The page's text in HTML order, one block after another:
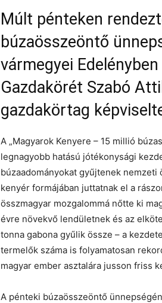
Múlt pénteken
búzaösszeöntő
vármegyei
Gazdakörét Szabó
gazdakörtag
A „Magyarok Kenyere – 15 millió
legnagyobb hatású jótékonysági
búzaadományokat gyűjtenek
kenyér formájában juttatnak el a
összmagyar mozgalommá nőtte ki
évre növekvő lendületnek és az
tonna gabona gyűlik össze – a
termelők száma is folyamatosan
magyar ember asztalára jusson friss
A pénteki búzaösszeöntő ünnepségén